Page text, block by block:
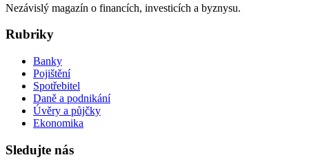
Nezávislý magazín o financích, investicích a byznysu.
Rubriky
Banky
Pojištění
Spotřebitel
Daně a podnikání
Úvěry a půjčky
Ekonomika
Sledujte nás